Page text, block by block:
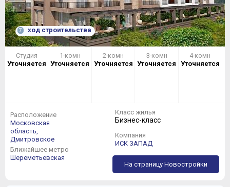
7 ход строительства
Студия
Уточняется
1-комн
Уточняется
2-комн
Уточняется
3-комн
Уточняется
4-комн
Уточняется
Расположение
Московская
область,
Дмитровское
Ближайшее метро
Шереметьевская
Класс жилья
Бизнес-класс
Компания
ИСК ЗАПАД
На страницу Новостройки